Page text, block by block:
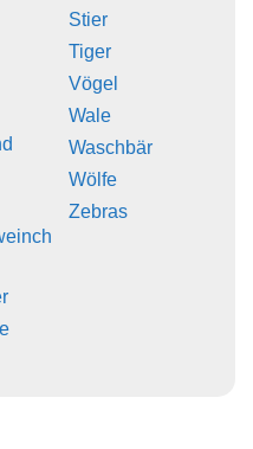
Stier
Tiger
Vögel
Wale
Waschbär
Wölfe
Zebras